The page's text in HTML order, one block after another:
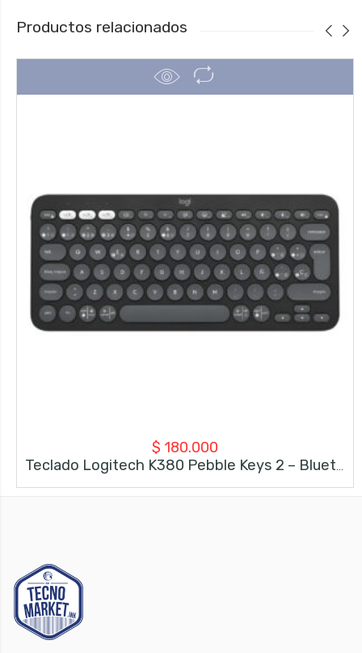
Productos relacionados
$ 180.000